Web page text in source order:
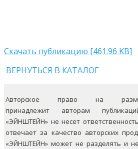
Скачать публикацию [461.96 KB]
ВЕРНУТЬСЯ В КАТАЛОГ
Авторское право на
принадлежит авторам
«ЭЙНШТЕЙН» не несет
отвечает за качество авторских
«ЭЙНШТЕЙН» может не разделять и